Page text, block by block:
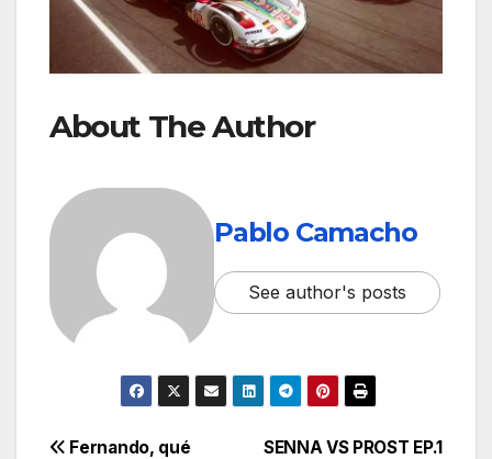
About The Author
Pablo Camacho
See author's posts
SENNA VS PROST EP.1
Fernando, qué